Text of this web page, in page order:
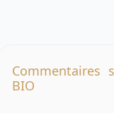
Commentaires
BIO